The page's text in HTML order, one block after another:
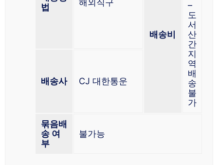
법
해외직구
배송비
–
도
서
산
간
지
역
배
송
불
가
배송사 CJ 대한통운
묶음배
송 여
부
불가능